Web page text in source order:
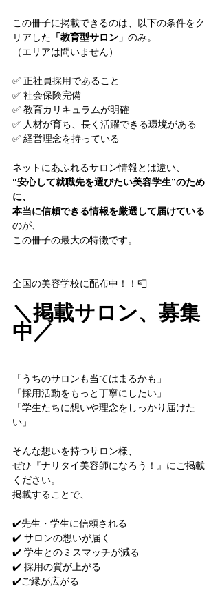
この冊子に掲載できるのは、以下の条件をク
リアした 「教育型サロン」 のみ。
（エリアは問いません）
✅ 正社員採用であること
✅ 社会保険完備
✅ 教育カリキュラムが明確
✅ 人材が育ち、長く活躍できる環境がある
✅ 経営理念を持っている
ネットにあふれるサロン情報とは違い、
“安心して就職先を選びたい美容学生”のため
に、
本当に信頼できる情報を厳選して届けている
のが、
この冊子の最大の特徴です。
全国の美容学校に配布中！！📮
＼掲載サロン、募集
中／
「うちのサロンも当てはまるかも」
「採用活動をもっと丁寧にしたい」
「学生たちに想いや理念をしっかり届けた
い」
そんな想いを持つサロン様、
ぜひ『ナリタイ美容師になろう！』にご掲載
ください。
掲載することで、
✔️先生・学生に信頼される
✔️ サロンの想いが届く
✔️ 学生とのミスマッチが減る
✔️ 採用の質が上がる
✔️ご縁が広がる